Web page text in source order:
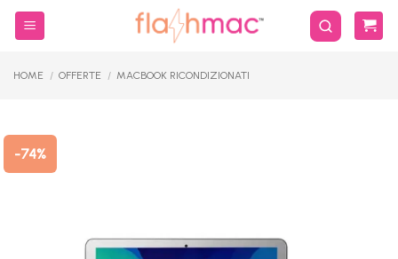
Salta
HOME / OFFERTE / MACBOOK RICONDIZIONATI
-74%